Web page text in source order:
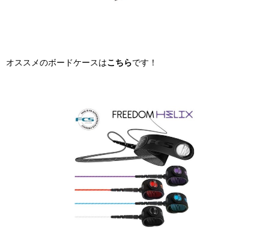
オススメのボードケースはこちらです！